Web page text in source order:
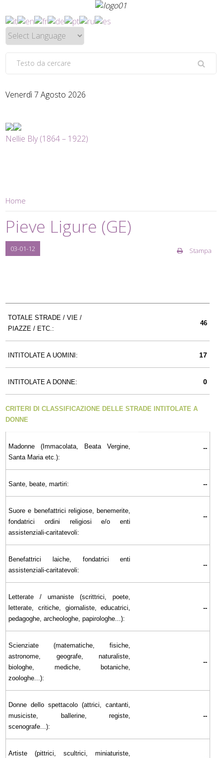
Venerdì 7 Agosto 2026
Nellie Bly (1864 – 1922)
Home
Pieve Ligure (GE)
03-01-12 Stampa
TOTALE STRADE / VIE /
PIAZZE / ETC.:
46
INTITOLATE A UOMINI: 17
INTITOLATE A DONNE: 0
CRITERI DI CLASSIFICAZIONE DELLE STRADE INTITOLATE A
DONNE
Madonne (Immacolata, Beata Vergine,
Santa Maria etc.):
--
Sante, beate, martiri: --
Suore e benefattrici religiose, benemerite,
fondatrici ordini religiosi e/o enti
assistenziali-caritatevoli:
--
Benefattrici laiche, fondatrici enti
assistenziali-caritatevoli:
--
Letterate / umaniste (scrittrici, poete,
letterate, critiche, giornaliste, educatrici,
pedagoghe, archeologhe, papirologhe...):
--
Scienziate (matematiche, fisiche,
astronome, geografe, naturaliste,
biologhe, mediche, botaniche,
zoologhe...):
--
Donne dello spettacolo (attrici, cantanti,
musiciste, ballerine, registe,
scenografe...):
--
Artiste (pittrici, scultrici, miniaturiste,